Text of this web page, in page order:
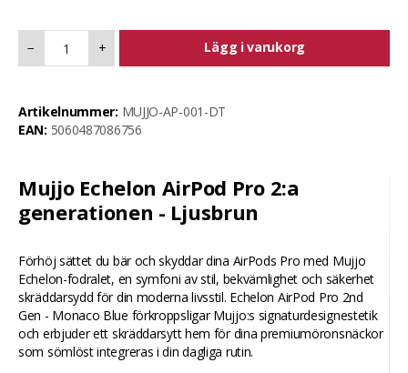
Mujjo Echelon AirPod Pro 2:a
generationen - Ljusbrun
Förhöj sättet du bär och skyddar dina AirPods Pro med Mujjo
Echelon-fodralet, en symfoni av stil, bekvämlighet och säkerhet
skräddarsydd för din moderna livsstil. Echelon AirPod Pro 2nd
Gen - Monaco Blue förkroppsligar Mujjo:s signaturdesignestetik
och erbjuder ett skräddarsytt hem för dina premiumöronsnäckor
som sömlöst integreras i din dagliga rutin.
− + Lägg i varukorg
Artikelnummer: MUJJO-AP-001-DT
EAN: 5060487086756